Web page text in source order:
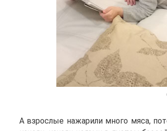
А взрослые нажарили много мяса,